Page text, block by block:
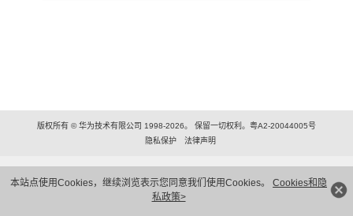
本站点使用Cookies，继续浏览表示您同意我们使用Cookies。 Cookies和隐
私政策>
版权所有 © 华为技术有限公司 1998-2026。 保留一切权利。粤A2-20044005号
隐私保护
法律声明